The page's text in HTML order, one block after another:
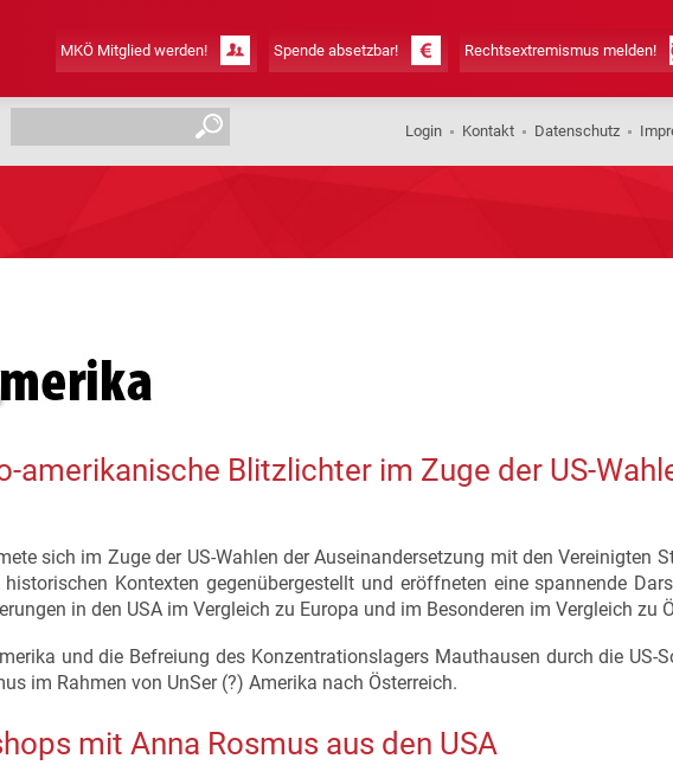
MKÖ Mitglied werden! Spende absetzbar! Rechtsextremismus melden!
Login Kontakt Datenschutz
amerikanische Blitzlichter im Zuge der US-
sich im Zuge der US-Wahlen der Auseinandersetzung mit den Vereinigten
Kontexten gegenübergestellt und eröffneten eine spannende
in den USA im Vergleich zu Europa und im Besonderen im Vergleich zu
und die Befreiung des Konzentrationslagers Mauthausen durch die US-
im Rahmen von UnSer (?) Amerika nach Österreich.
mit Anna Rosmus aus den USA